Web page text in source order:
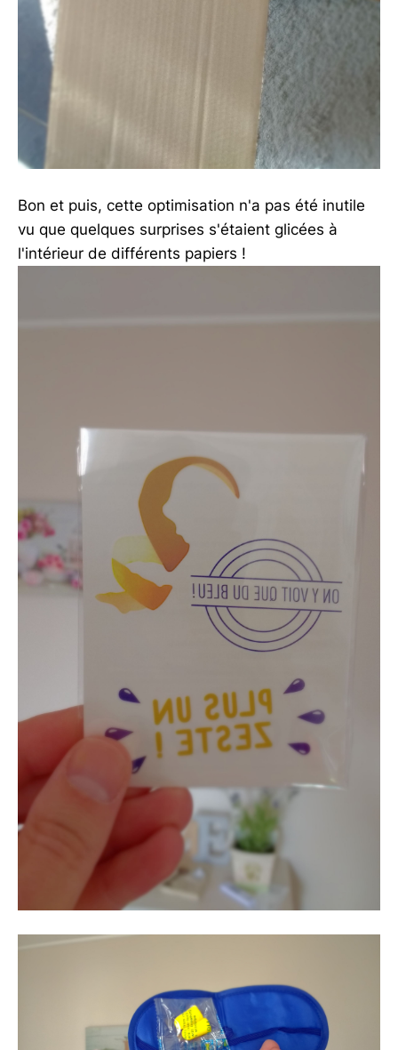
Bon et puis, cette optimisation n'a pas été inutile
vu que quelques surprises s'étaient glicées à
l'intérieur de différents papiers !